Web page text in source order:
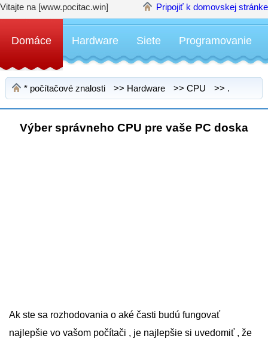
Vitajte na [www.pocitac.win] Pripojiť k domovskej stránke
Domáce Hardware Siete Programovanie
* počítačové znalosti >> Hardware >> CPU >> .
Výber správneho CPU pre vaše PC doska
Ak ste sa rozhodovania o aké časti budú fungovať
najlepšie vo vašom počítači , je najlepšie si uvedomiť , že